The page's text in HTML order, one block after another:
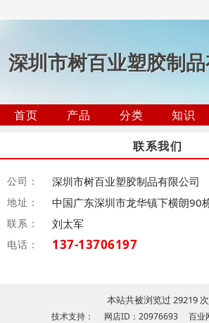
深圳市树百业塑胶制
首页 产品 分类 知识
联系我们
公司： 深圳市树百业塑胶制品有限公司
地址： 中国广东深圳市龙华镇下横朗90
联系： 刘太军
电话： 137-13706197
本站共被浏览过 29219 次
技术支持： 网店ID：20976693 百业